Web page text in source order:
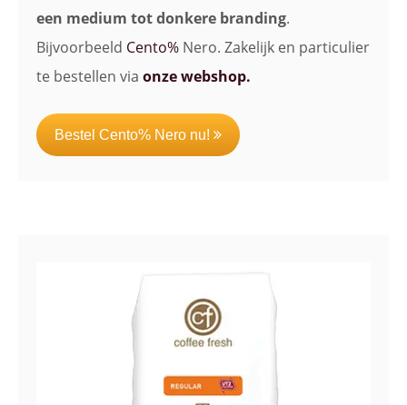
een medium tot donkere branding.
Bijvoorbeeld Cento% Nero. Zakelijk en particulier
te bestellen via onze webshop.
Bestel Cento% Nero nu!